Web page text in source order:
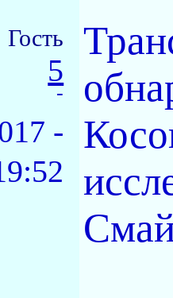
Гость
5
-
-